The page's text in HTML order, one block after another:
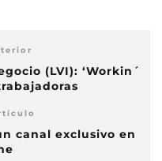
(LVI): ‘Workin´
canal exclusivo en